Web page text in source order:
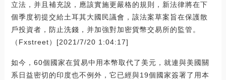
立法，并且補充說，應該實施更嚴格的規則，新法律將在下
個季度初提交給土耳其大國民議會，該法案草案旨在保護散
戶投資者，防止洗錢，并加強對加密貨幣交易所的監管。
（Fxstreet）[2021/7/20 1:04:17]
如今，60個國家在貿易中用本幣取代了美元，就連與美國關
系日益密切的印度也不例外，它已經與19個國家簽署了用本